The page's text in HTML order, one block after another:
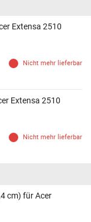
Extensa 2510
Nicht mehr lieferbar
Extensa 2510
Nicht mehr lieferbar
cm) für Acer